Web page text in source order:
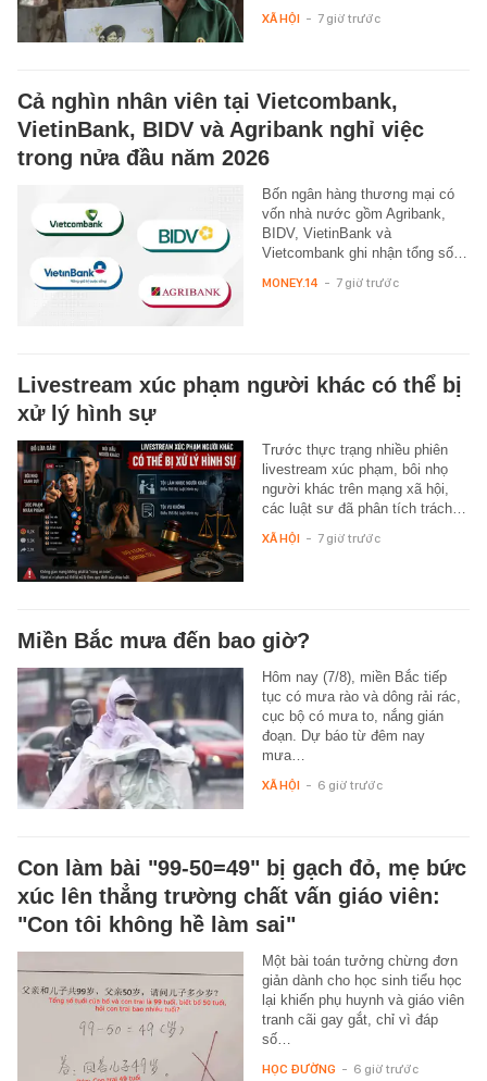
XÃ HỘI - 7 giờ trước
Cả nghìn nhân viên tại Vietcombank,
VietinBank, BIDV và Agribank nghỉ việc
trong nửa đầu năm 2026
Bốn ngân hàng thương mại có
vốn nhà nước gồm Agribank,
BIDV, VietinBank và
Vietcombank ghi nhận tổng số…
MONEY.14 - 7 giờ trước
Livestream xúc phạm người khác có thể bị
xử lý hình sự
Trước thực trạng nhiều phiên
livestream xúc phạm, bôi nhọ
người khác trên mạng xã hội,
các luật sư đã phân tích trách…
XÃ HỘI - 7 giờ trước
Miền Bắc mưa đến bao giờ?
Hôm nay (7/8), miền Bắc tiếp
tục có mưa rào và dông rải rác,
cục bộ có mưa to, nắng gián
đoạn. Dự báo từ đêm nay
mưa…
XÃ HỘI - 6 giờ trước
Con làm bài "99-50=49" bị gạch đỏ, mẹ bức
xúc lên thẳng trường chất vấn giáo viên:
"Con tôi không hề làm sai"
Một bài toán tưởng chừng đơn
giản dành cho học sinh tiểu học
lại khiến phụ huynh và giáo viên
tranh cãi gay gắt, chỉ vì đáp
số…
HỌC ĐƯỜNG - 6 giờ trước